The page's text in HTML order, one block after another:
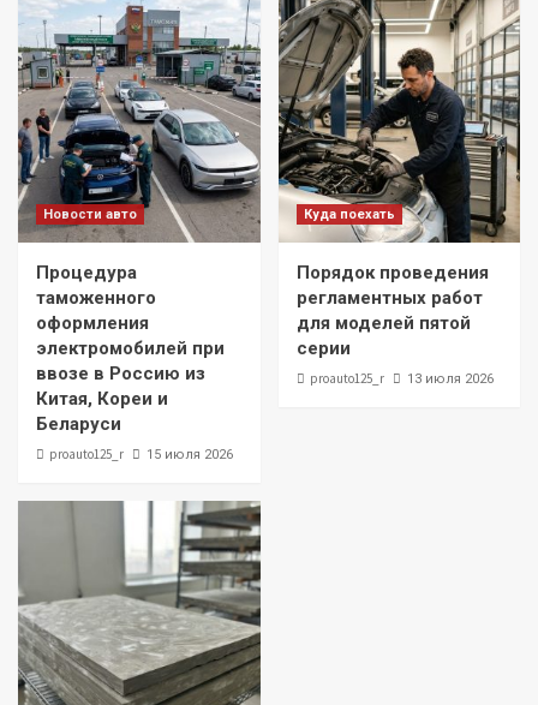
Новости авто
Процедура
таможенного
оформления
электромобилей при
ввозе в Россию из
Китая, Кореи и
Беларуси
proauto125_r 15 июля 2026
Куда поехать
Порядок проведения
регламентных работ
для моделей пятой
серии
proauto125_r 13 июля 2026